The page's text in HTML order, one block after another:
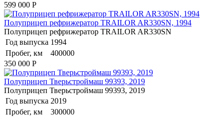
599 000 Р
Полуприцеп рефрижератор TRAILOR AR330SN, 1994
Полуприцеп рефрижератор TRAILOR AR330SN
Год выпуска 1994
Пробег, км
400000
350 000 Р
Полуприцеп Тверьстроймаш 99393, 2019
Полуприцеп Тверьстроймаш 99393, 2019
Год выпуска 2019
Пробег, км
300000